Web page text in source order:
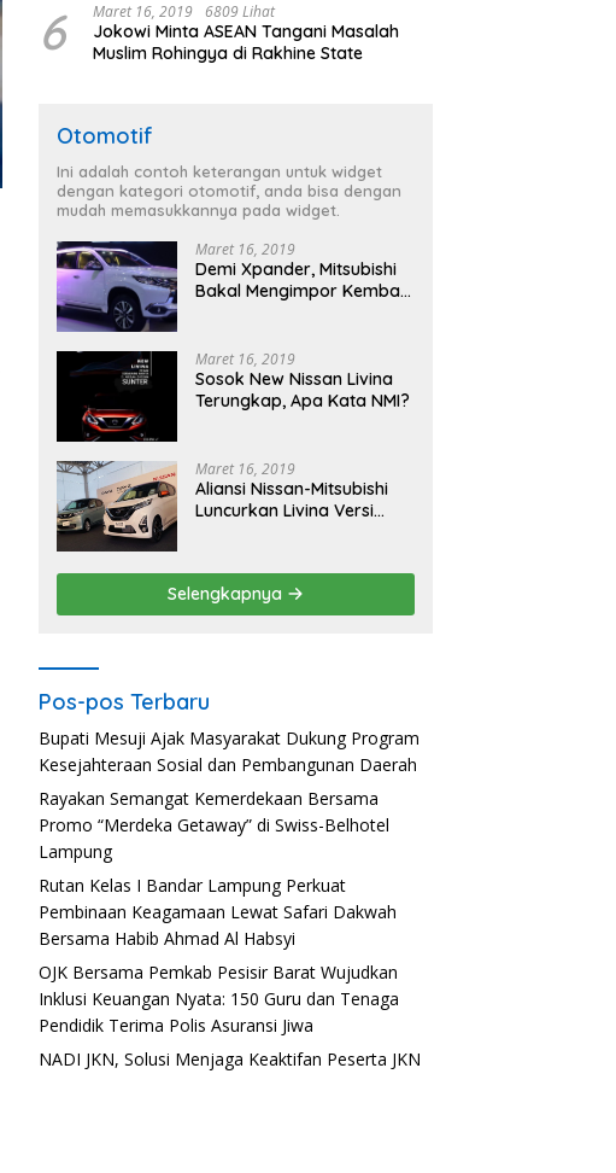
6 Maret 16, 2019 6809 Lihat
Jokowi Minta ASEAN Tangani Masalah
Muslim Rohingya di Rakhine State
Otomotif
Ini adalah contoh keterangan untuk widget
dengan kategori otomotif, anda bisa dengan
mudah memasukkannya pada widget.
Maret 16, 2019
Demi Xpander, Mitsubishi
Bakal Mengimpor Kembali
Maret 16, 2019
Sosok New Nissan Livina
Terungkap, Apa Kata NMI?
Maret 16, 2019
Aliansi Nissan-Mitsubishi
Luncurkan Livina Versi
Selengkapnya
Pos-pos Terbaru
Bupati Mesuji Ajak Masyarakat Dukung Program
Kesejahteraan Sosial dan Pembangunan Daerah
Rayakan Semangat Kemerdekaan Bersama
Promo “Merdeka Getaway” di Swiss-Belhotel
Lampung
Rutan Kelas I Bandar Lampung Perkuat
Pembinaan Keagamaan Lewat Safari Dakwah
Bersama Habib Ahmad Al Habsyi
OJK Bersama Pemkab Pesisir Barat Wujudkan
Inklusi Keuangan Nyata: 150 Guru dan Tenaga
Pendidik Terima Polis Asuransi Jiwa
NADI JKN, Solusi Menjaga Keaktifan Peserta JKN